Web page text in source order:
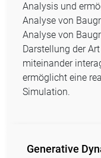
Analysis und
Analyse von
Analyse von
Darstellung der
miteinander
ermöglicht eine
Simulation.
Generative